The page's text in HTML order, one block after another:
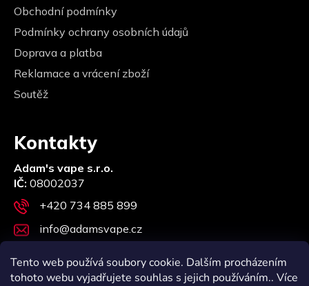
Tento web používá soubory cookie. Dalším procházením
tohoto webu vyjadřujete souhlas s jejich používáním.. Více
Obchodní podmínky
Podmínky ochrany osobních údajů
Doprava a platba
Reklamace a vrácení zboží
Soutěž
Kontakty
Adam's vape s.r.o.
IČ: 08002037
+420 734 885 899
info@adamsvape.cz